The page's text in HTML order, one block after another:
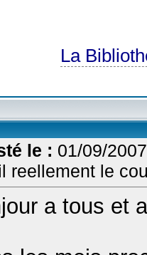
La
le : 01/09/
reellement le
a tous et